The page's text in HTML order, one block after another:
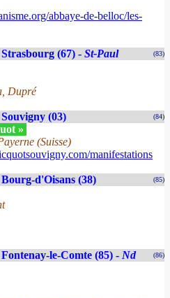
abbaye-de-belloc/les-
Strasbourg (67) - St-Paul (83)
Dupré
Souvigny (03) (84)
»
(Suisse)
manifestations
Bourg-d'Oisans (38) (85)
Fontenay-le-Comte (85) - Nd (86)